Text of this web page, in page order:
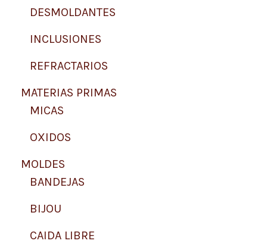
DESMOLDANTES
INCLUSIONES
REFRACTARIOS
MATERIAS PRIMAS
MICAS
OXIDOS
MOLDES
BANDEJAS
BIJOU
CAIDA LIBRE